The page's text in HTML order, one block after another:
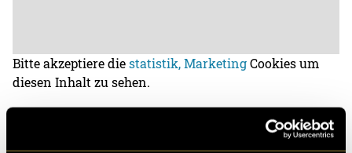
Bitte akzeptiere diestatistik, MarketingCookies um
diesen Inhalt zu sehen.